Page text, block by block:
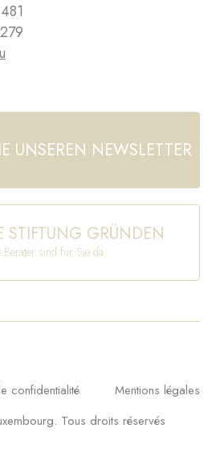
UNSEREN NEWSLETTER
STIFTUNG GRÜNDEN
Berater sind für Sie da
confidentialité
Mentions légales
Tous droits réservés